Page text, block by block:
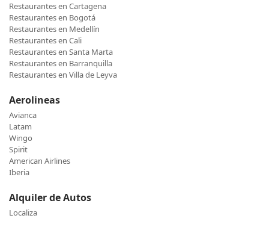
Restaurantes en Cartagena
Restaurantes en Bogotá
Restaurantes en Medellín
Restaurantes en Cali
Restaurantes en Santa Marta
Restaurantes en Barranquilla
Restaurantes en Villa de Leyva
Aerolineas
Avianca
Latam
Wingo
Spirit
American Airlines
Iberia
Alquiler de Autos
Localiza